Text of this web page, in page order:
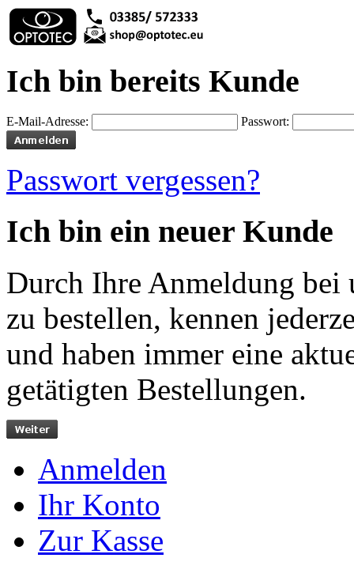
Ich bin bereits Kunde
E-Mail-Adresse: Passwort:
Passwort vergessen?
Ich bin ein neuer Kunde
Durch Ihre Anmeldung bei
zu bestellen, kennen
und haben immer eine
getätigten Bestellungen.
Anmelden
Ihr Konto
Zur Kasse